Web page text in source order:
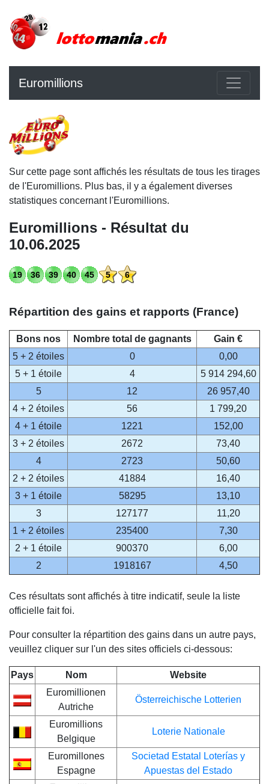
Euromillions
Sur cette page sont affichés les résultats de tous les tirages
de l'Euromillions. Plus bas, il y a également diverses
statistiques concernant l'Euromillions.
Euromillions - Résultat du
10.06.2025
19 36 39 40 45 5 6
Répartition des gains et rapports (France)
Bons nos Nombre total de gagnants
Gain €
5 + 2 étoiles
0
0,00
5 + 1 étoile
4
5 914 294,60
5
12
26 957,40
4 + 2 étoiles
56
1 799,20
4 + 1 étoile
1221
152,00
3 + 2 étoiles
2672
73,40
4
2723
50,60
2 + 2 étoiles
41884
16,40
3 + 1 étoile
58295
13,10
3
127177
11,20
1 + 2 étoiles
235400
7,30
2 + 1 étoile
900370
6,00
2
1918167 4,50
Ces résultats sont affichés à titre indicatif, seule la liste
officielle fait foi.
Pour consulter la répartition des gains dans un autre pays,
veuillez cliquer sur l'un des sites officiels ci-dessous:
Pays Nom
Website
Euromillionen
Autriche
Österreichische Lotterien
Euromillions
Belgique
Loterie Nationale
Euromillones
Espagne
Societad Estatal Loterías y
Apuestas del Estado